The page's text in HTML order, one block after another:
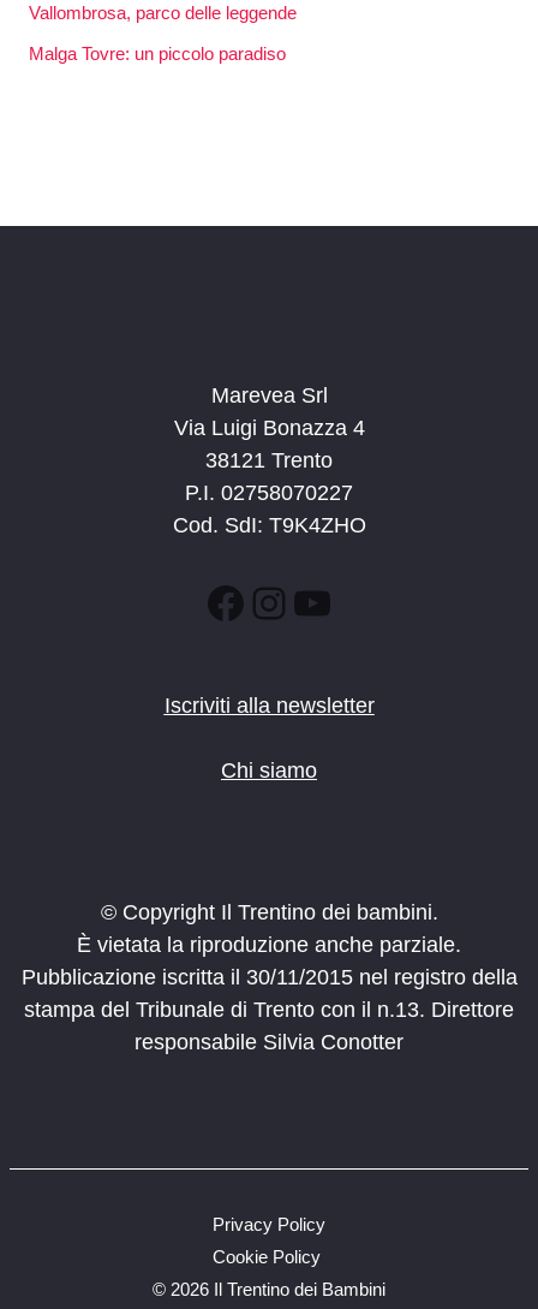
Vallombrosa, parco delle leggende
Malga Tovre: un piccolo paradiso
Marevea Srl
Via Luigi Bonazza 4
38121 Trento
P.I. 02758070227
Cod. SdI: T9K4ZHO
Facebook
Instagram
YouTube
Iscriviti alla newsletter
Chi siamo
© Copyright Il Trentino dei bambini.
È vietata la riproduzione anche parziale.
Pubblicazione iscritta il 30/11/2015 nel registro della
stampa del Tribunale di Trento con il n.13. Direttore
responsabile Silvia Conotter
© 2026 Il Trentino dei Bambini
Privacy Policy
Cookie Policy